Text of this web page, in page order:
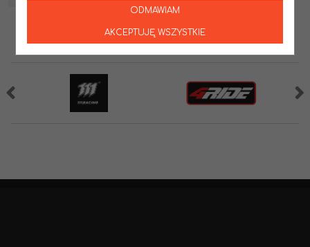
ODMAWIAM
AKCEPTUJĘ WSZYSTKIE